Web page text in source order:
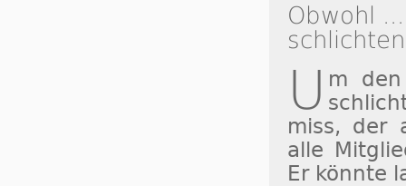
Obwohl
U m
miss, der
alle
Er könnte